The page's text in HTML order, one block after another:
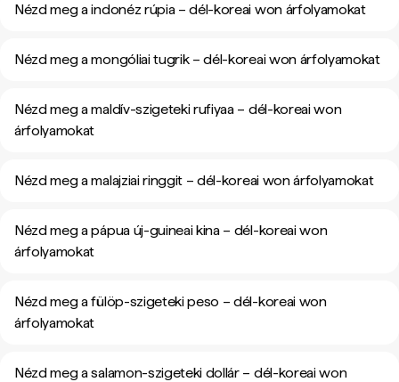
Nézd meg a indonéz rúpia – dél-koreai won árfolyamokat
Nézd meg a mongóliai tugrik – dél-koreai won árfolyamokat
Nézd meg a maldív-szigeteki rufiyaa – dél-koreai won
árfolyamokat
Nézd meg a malajziai ringgit – dél-koreai won árfolyamokat
Nézd meg a pápua új-guineai kina – dél-koreai won
árfolyamokat
Nézd meg a fülöp-szigeteki peso – dél-koreai won
árfolyamokat
Nézd meg a salamon-szigeteki dollár – dél-koreai won